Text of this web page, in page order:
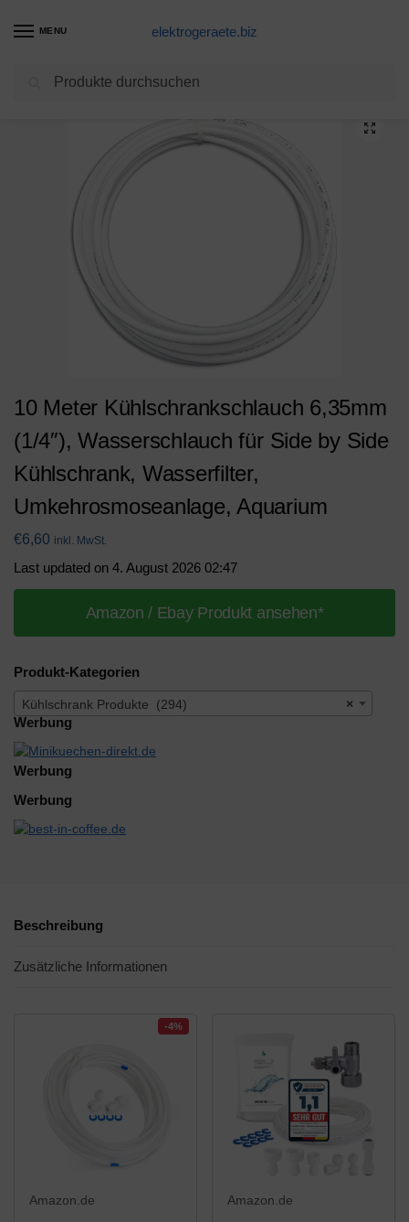
MENU elektrogeraete.biz
Kühlschrank Produkte / 10 Meter Kühlschrankschlauch 6,35mm (1/4″), Wasserschlauch für Side by Side Kühlschrank, Wasserfilter, Umkehrosmoseanlage, Aquarium
10 Meter Kühlschrankschlauch 6,35mm
(1/4″), Wasserschlauch für Side by Side
Kühlschrank, Wasserfilter,
Umkehrosmoseanlage, Aquarium
€6,60 inkl. MwSt.
Last updated on 4. August 2026 02:47
Amazon / Ebay Produkt ansehen*
Produkt-Kategorien
×
Kühlschrank Produkte (294)
Werbung
Werbung
Werbung
Beschreibung
Zusätzliche Informationen
-4%
Amazon.de Amazon.de